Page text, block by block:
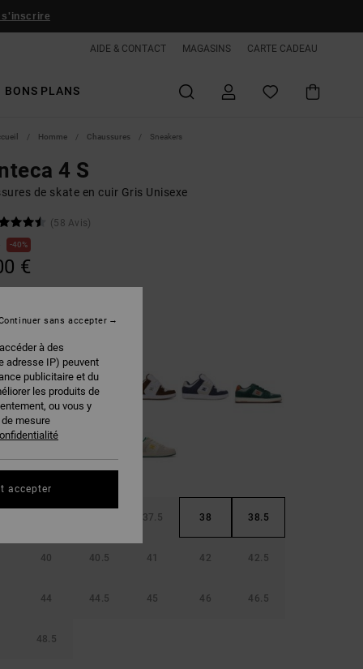
s'inscrire
AIDE & CONTACT MAGASINS CARTE CADEAU
BONS PLANS
Homme Chaussures Sneakers
4 S
de skate en cuir Gris Unisexe
(58 Avis)
40%
€
Grey/black/white
37.5 38 38.5
40 40.5 41 42 42.5
44 44.5 45 46 46.5
48.5
à des
adresse IP) peuvent
publicitaire et du
les produits de
ou vous y
mesure
sans accepter
accepter